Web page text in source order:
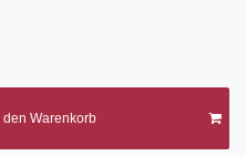
den Warenkorb